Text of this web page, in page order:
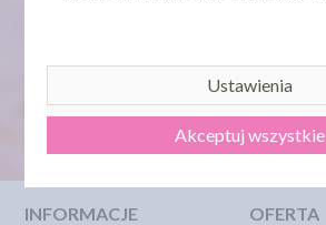
INFORMACJE OFERTA
Ustawienia
Akceptuj wszystkie